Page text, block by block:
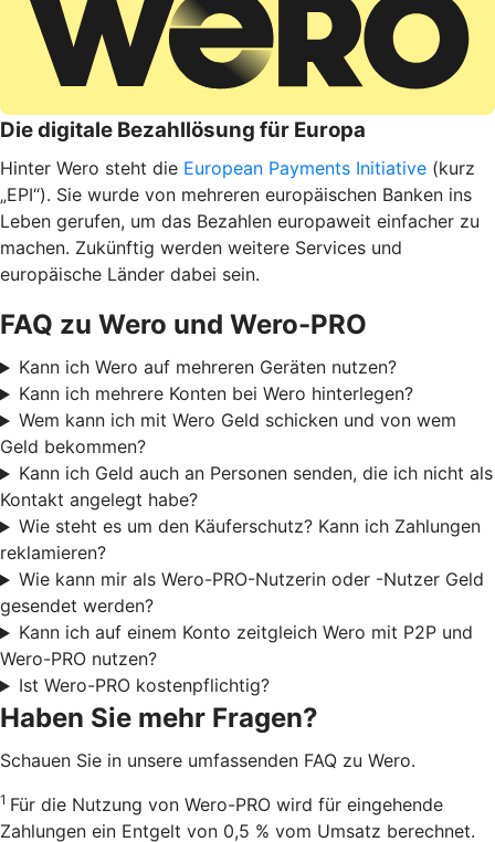
Die digitale Bezahllösung für Europa
Hinter Wero steht die European Payments Initiative (kurz
„EPI“). Sie wurde von mehreren europäischen Banken ins
Leben gerufen, um das Bezahlen europaweit einfacher zu
machen. Zukünftig werden weitere Services und
europäische Länder dabei sein.
FAQ zu Wero und Wero-PRO
Kann ich Wero auf mehreren Geräten nutzen?
Kann ich mehrere Konten bei Wero hinterlegen?
Wem kann ich mit Wero Geld schicken und von wem
Geld bekommen?
Kann ich Geld auch an Personen senden, die ich nicht als
Kontakt angelegt habe?
Wie steht es um den Käuferschutz? Kann ich Zahlungen
reklamieren?
Wie kann mir als Wero-PRO-Nutzerin oder -Nutzer Geld
gesendet werden?
Kann ich auf einem Konto zeitgleich Wero mit P2P und
Wero-PRO nutzen?
Ist Wero-PRO kostenpflichtig?
Haben Sie mehr Fragen?
Schauen Sie in unsere umfassenden FAQ zu Wero.
1 Für die Nutzung von Wero-PRO wird für eingehende
Zahlungen ein Entgelt von 0,5 % vom Umsatz berechnet.